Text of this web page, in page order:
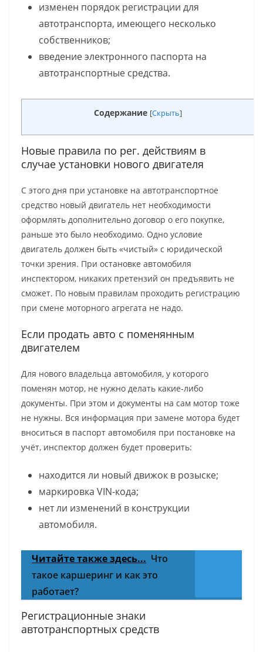
изменен порядок регистрации для
автотранспорта, имеющего несколько
собственников;
введение электронного паспорта на
автотранспортные средства.
Содержание [Скрыть]
Новые правила по рег. действиям в
случае установки нового двигателя
С этого дня при установке на автотранспортное
средство новый двигатель нет необходимости
оформлять дополнительно договор о его покупке,
раньше это было необходимо. Одно условие
двигатель должен быть «чистый» с юридической
точки зрения. При остановке автомобиля
инспектором, никаких претензий он предъявить не
сможет. По новым правилам проходить регистрацию
при смене моторного агрегата не надо.
Если продать авто с поменянным
двигателем
Для нового владельца автомобиля, у которого
поменян мотор, не нужно делать какие-либо
документы. При этом и документы на сам мотор тоже
не нужны. Вся информация при замене мотора будет
вноситься в паспорт автомобиля при постановке на
учёт, инспектор должен будет проверить:
находится ли новый движок в розыске;
маркировка VIN-кода;
нет ли изменений в конструкции
автомобиля.
Читайте также здесь... Что
такое каршеринг и как это
работает?
Регистрационные знаки
автотранспортных средств